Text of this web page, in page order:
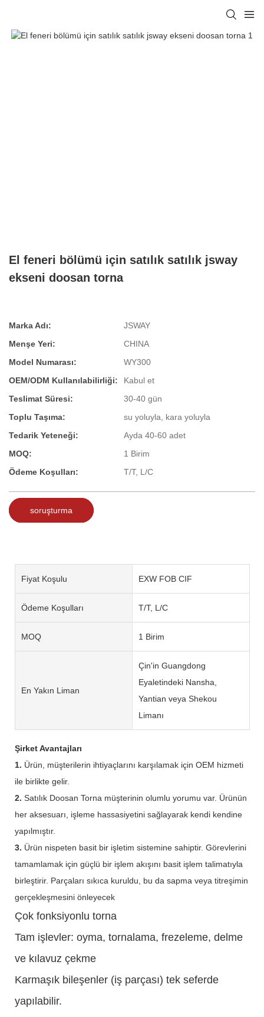
El feneri bölümü için satılık satılık jsway
ekseni doosan torna
Marka Adı:
JSWAY
Menşe Yeri:
CHINA
Model Numarası:
WY300
OEM/ODM Kullanılabilirliği:
Kabul et
Teslimat Süresi:
30-40 gün
Toplu Taşıma:
su yoluyla, kara yoluyla
Tedarik Yeteneği:
Ayda 40-60 adet
MOQ:
1 Birim
Ödeme Koşulları:
T/T, L/C
soruşturma
Fiyat Koşulu EXW FOB CIF
Ödeme Koşulları T/T, L/C
MOQ 1 Birim
En Yakın Liman
Çin'in Guangdong
Eyaletindeki Nansha,
Yantian veya Shekou
Limanı
Şirket Avantajları
1. Ürün, müşterilerin ihtiyaçlarını karşılamak için OEM hizmeti
ile birlikte gelir.
2. Satılık Doosan Torna müşterinin olumlu yorumu var. Ürünün
her aksesuarı, işleme hassasiyetini sağlayarak kendi kendine
yapılmıştır.
3. Ürün nispeten basit bir işletim sistemine sahiptir. Görevlerini
tamamlamak için güçlü bir işlem akışını basit işlem talimatıyla
birleştirir. Parçaları sıkıca kuruldu, bu da sapma veya titreşimin
gerçekleşmesini önleyecek
Çok fonksiyonlu torna
Tam işlevler: oyma, tornalama, frezeleme, delme
ve kılavuz çekme
Karmaşık bileşenler (iş parçası) tek seferde
yapılabilir.